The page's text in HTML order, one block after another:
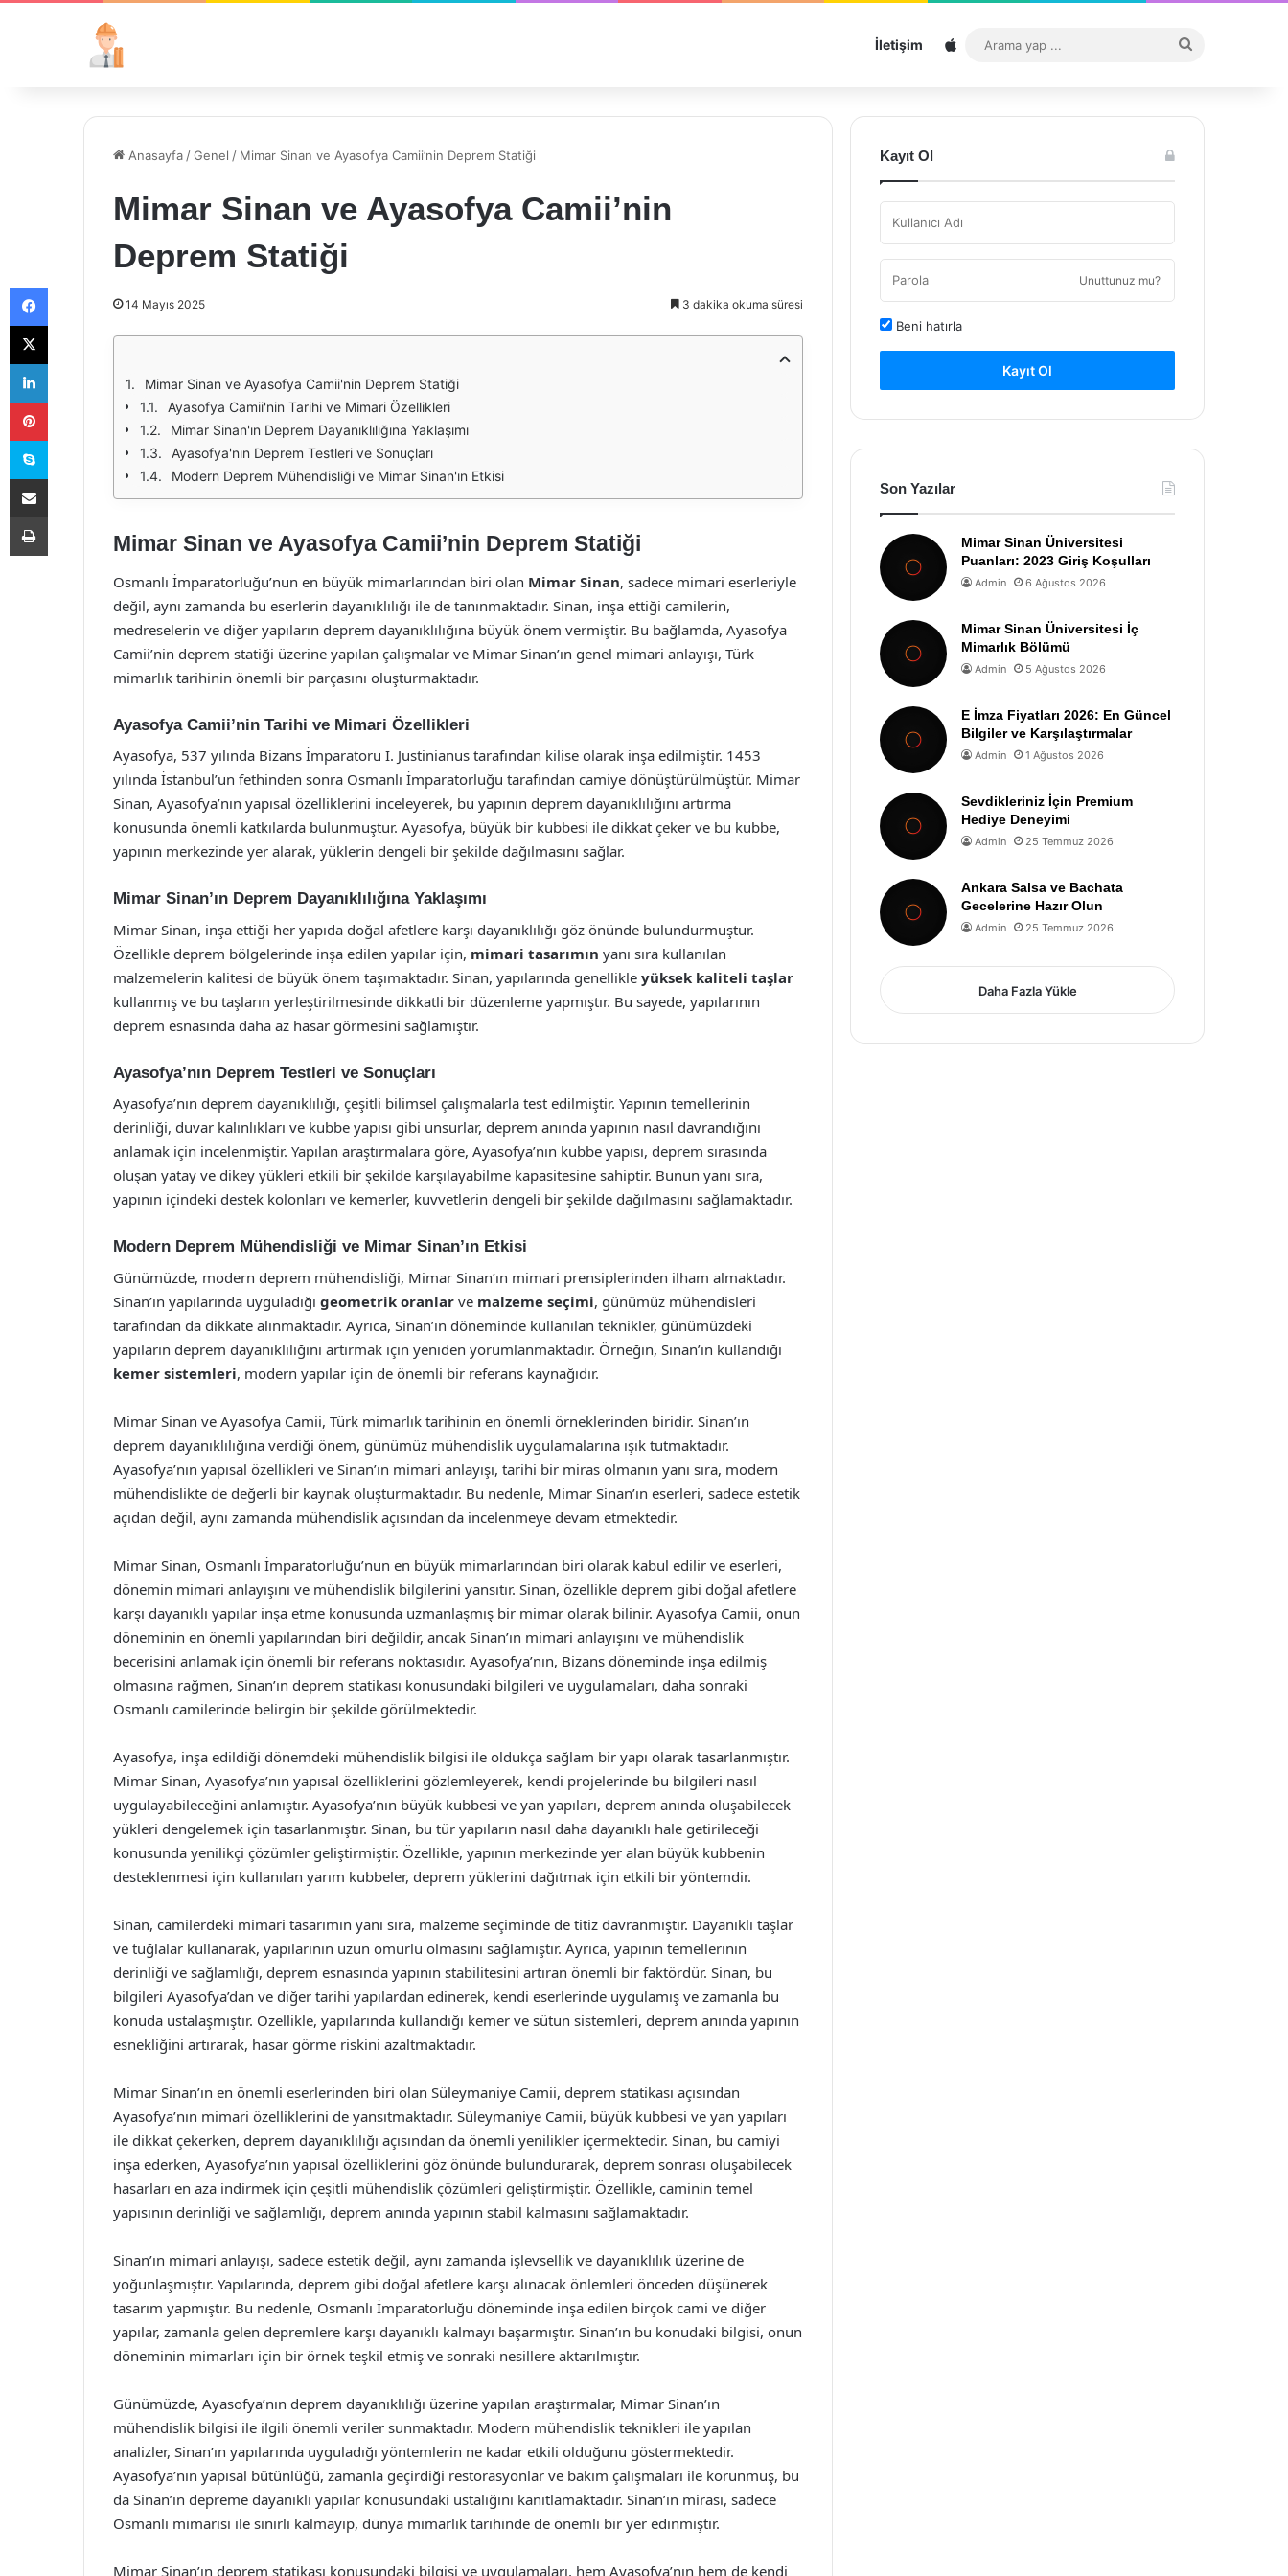
İletişim Sitemap
...
Anasayfa /Genel / Mimar Sinan ve Ayasofya Camii’nin Deprem Statiği
Mimar Sinan ve Ayasofya Camii’nin
Deprem Statiği
14 Mayıs 2025 3 dakika okuma süresi
Mimar Sinan ve Ayasofya Camii'nin Deprem Statiği
Ayasofya Camii'nin Tarihi ve Mimari Özellikleri
Mimar Sinan'ın Deprem Dayanıklılığına Yaklaşımı
Ayasofya'nın Deprem Testleri ve Sonuçları
Modern Deprem Mühendisliği ve Mimar Sinan'ın Etkisi
Mimar Sinan ve Ayasofya Camii’nin Deprem Statiği
Osmanlı İmparatorluğu’nun en büyük mimarlarından biri olan Mimar Sinan, sadece mimari eserleriyle
değil, aynı zamanda bu eserlerin dayanıklılığı ile de tanınmaktadır. Sinan, inşa ettiği camilerin,
medreselerin ve diğer yapıların deprem dayanıklılığına büyük önem vermiştir. Bu bağlamda, Ayasofya
Camii’nin deprem statiği üzerine yapılan çalışmalar ve Mimar Sinan’ın genel mimari anlayışı, Türk
mimarlık tarihinin önemli bir parçasını oluşturmaktadır.
Ayasofya Camii’nin Tarihi ve Mimari Özellikleri
Ayasofya, 537 yılında Bizans İmparatoru I. Justinianus tarafından kilise olarak inşa edilmiştir. 1453
yılında İstanbul’un fethinden sonra Osmanlı İmparatorluğu tarafından camiye dönüştürülmüştür. Mimar
Sinan, Ayasofya’nın yapısal özelliklerini inceleyerek, bu yapının deprem dayanıklılığını artırma
konusunda önemli katkılarda bulunmuştur. Ayasofya, büyük bir kubbesi ile dikkat çeker ve bu kubbe,
yapının merkezinde yer alarak, yüklerin dengeli bir şekilde dağılmasını sağlar.
Mimar Sinan’ın Deprem Dayanıklılığına Yaklaşımı
Mimar Sinan, inşa ettiği her yapıda doğal afetlere karşı dayanıklılığı göz önünde bulundurmuştur.
Özellikle deprem bölgelerinde inşa edilen yapılar için, mimari tasarımın yanı sıra kullanılan
malzemelerin kalitesi de büyük önem taşımaktadır. Sinan, yapılarında genellikle yüksek kaliteli taşlar
kullanmış ve bu taşların yerleştirilmesinde dikkatli bir düzenleme yapmıştır. Bu sayede, yapılarının
deprem esnasında daha az hasar görmesini sağlamıştır.
Ayasofya’nın Deprem Testleri ve Sonuçları
Ayasofya’nın deprem dayanıklılığı, çeşitli bilimsel çalışmalarla test edilmiştir. Yapının temellerinin
derinliği, duvar kalınlıkları ve kubbe yapısı gibi unsurlar, deprem anında yapının nasıl davrandığını
anlamak için incelenmiştir. Yapılan araştırmalara göre, Ayasofya’nın kubbe yapısı, deprem sırasında
oluşan yatay ve dikey yükleri etkili bir şekilde karşılayabilme kapasitesine sahiptir. Bunun yanı sıra,
yapının içindeki destek kolonları ve kemerler, kuvvetlerin dengeli bir şekilde dağılmasını sağlamaktadır.
Modern Deprem Mühendisliği ve Mimar Sinan’ın Etkisi
Günümüzde, modern deprem mühendisliği, Mimar Sinan’ın mimari prensiplerinden ilham almaktadır.
Sinan’ın yapılarında uyguladığı geometrik oranlar ve malzeme seçimi, günümüz mühendisleri
tarafından da dikkate alınmaktadır. Ayrıca, Sinan’ın döneminde kullanılan teknikler, günümüzdeki
yapıların deprem dayanıklılığını artırmak için yeniden yorumlanmaktadır. Örneğin, Sinan’ın kullandığı
kemer sistemleri, modern yapılar için de önemli bir referans kaynağıdır.
Mimar Sinan ve Ayasofya Camii, Türk mimarlık tarihinin en önemli örneklerinden biridir. Sinan’ın
deprem dayanıklılığına verdiği önem, günümüz mühendislik uygulamalarına ışık tutmaktadır.
Ayasofya’nın yapısal özellikleri ve Sinan’ın mimari anlayışı, tarihi bir miras olmanın yanı sıra, modern
mühendislikte de değerli bir kaynak oluşturmaktadır. Bu nedenle, Mimar Sinan’ın eserleri, sadece estetik
açıdan değil, aynı zamanda mühendislik açısından da incelenmeye devam etmektedir.
Mimar Sinan, Osmanlı İmparatorluğu’nun en büyük mimarlarından biri olarak kabul edilir ve eserleri,
dönemin mimari anlayışını ve mühendislik bilgilerini yansıtır. Sinan, özellikle deprem gibi doğal afetlere
karşı dayanıklı yapılar inşa etme konusunda uzmanlaşmış bir mimar olarak bilinir. Ayasofya Camii, onun
döneminin en önemli yapılarından biri değildir, ancak Sinan’ın mimari anlayışını ve mühendislik
becerisini anlamak için önemli bir referans noktasıdır. Ayasofya’nın, Bizans döneminde inşa edilmiş
olmasına rağmen, Sinan’ın deprem statikası konusundaki bilgileri ve uygulamaları, daha sonraki
Osmanlı camilerinde belirgin bir şekilde görülmektedir.
Ayasofya, inşa edildiği dönemdeki mühendislik bilgisi ile oldukça sağlam bir yapı olarak tasarlanmıştır.
Mimar Sinan, Ayasofya’nın yapısal özelliklerini gözlemleyerek, kendi projelerinde bu bilgileri nasıl
uygulayabileceğini anlamıştır. Ayasofya’nın büyük kubbesi ve yan yapıları, deprem anında oluşabilecek
yükleri dengelemek için tasarlanmıştır. Sinan, bu tür yapıların nasıl daha dayanıklı hale getirileceği
konusunda yenilikçi çözümler geliştirmiştir. Özellikle, yapının merkezinde yer alan büyük kubbenin
desteklenmesi için kullanılan yarım kubbeler, deprem yüklerini dağıtmak için etkili bir yöntemdir.
Sinan, camilerdeki mimari tasarımın yanı sıra, malzeme seçiminde de titiz davranmıştır. Dayanıklı taşlar
ve tuğlalar kullanarak, yapılarının uzun ömürlü olmasını sağlamıştır. Ayrıca, yapının temellerinin
derinliği ve sağlamlığı, deprem esnasında yapının stabilitesini artıran önemli bir faktördür. Sinan, bu
bilgileri Ayasofya’dan ve diğer tarihi yapılardan edinerek, kendi eserlerinde uygulamış ve zamanla bu
konuda ustalaşmıştır. Özellikle, yapılarında kullandığı kemer ve sütun sistemleri, deprem anında yapının
esnekliğini artırarak, hasar görme riskini azaltmaktadır.
Mimar Sinan’ın en önemli eserlerinden biri olan Süleymaniye Camii, deprem statikası açısından
Ayasofya’nın mimari özelliklerini de yansıtmaktadır. Süleymaniye Camii, büyük kubbesi ve yan yapıları
ile dikkat çekerken, deprem dayanıklılığı açısından da önemli yenilikler içermektedir. Sinan, bu camiyi
inşa ederken, Ayasofya’nın yapısal özelliklerini göz önünde bulundurarak, deprem sonrası oluşabilecek
hasarları en aza indirmek için çeşitli mühendislik çözümleri geliştirmiştir. Özellikle, caminin temel
yapısının derinliği ve sağlamlığı, deprem anında yapının stabil kalmasını sağlamaktadır.
Sinan’ın mimari anlayışı, sadece estetik değil, aynı zamanda işlevsellik ve dayanıklılık üzerine de
yoğunlaşmıştır. Yapılarında, deprem gibi doğal afetlere karşı alınacak önlemleri önceden düşünerek
tasarım yapmıştır. Bu nedenle, Osmanlı İmparatorluğu döneminde inşa edilen birçok cami ve diğer
yapılar, zamanla gelen depremlere karşı dayanıklı kalmayı başarmıştır. Sinan’ın bu konudaki bilgisi, onun
döneminin mimarları için bir örnek teşkil etmiş ve sonraki nesillere aktarılmıştır.
Günümüzde, Ayasofya’nın deprem dayanıklılığı üzerine yapılan araştırmalar, Mimar Sinan’ın
mühendislik bilgisi ile ilgili önemli veriler sunmaktadır. Modern mühendislik teknikleri ile yapılan
analizler, Sinan’ın yapılarında uyguladığı yöntemlerin ne kadar etkili olduğunu göstermektedir.
Ayasofya’nın yapısal bütünlüğü, zamanla geçirdiği restorasyonlar ve bakım çalışmaları ile korunmuş, bu
da Sinan’ın depreme dayanıklı yapılar konusundaki ustalığını kanıtlamaktadır. Sinan’ın mirası, sadece
Osmanlı mimarisi ile sınırlı kalmayıp, dünya mimarlık tarihinde de önemli bir yer edinmiştir.
Mimar Sinan’ın deprem statikası konusundaki bilgisi ve uygulamaları, hem Ayasofya’nın hem de kendi
Kayıt Ol
Unuttunuz mu?
Beni hatırla
Kayıt Ol
Son Yazılar
Mimar Sinan Üniversitesi
Puanları: 2023 Giriş Koşulları
Admin 6 Ağustos 2026
Mimar Sinan Üniversitesi İç
Mimarlık Bölümü
Admin 5 Ağustos 2026
E İmza Fiyatları 2026: En Güncel
Bilgiler ve Karşılaştırmalar
Admin 1 Ağustos 2026
Sevdikleriniz İçin Premium
Hediye Deneyimi
Admin 25 Temmuz 2026
Ankara Salsa ve Bachata
Gecelerine Hazır Olun
Admin 25 Temmuz 2026
Daha Fazla Yükle
Facebook
X
LinkedIn
Pinterest
Skype
E-Posta ile paylaş